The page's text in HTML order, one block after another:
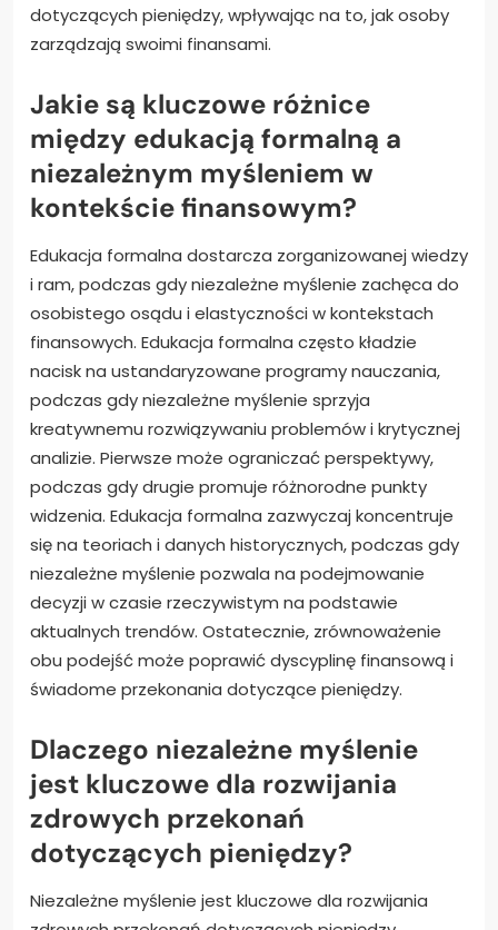
dotyczących pieniędzy, wpływając na to, jak osoby
zarządzają swoimi finansami.
Jakie są kluczowe różnice
między edukacją formalną a
niezależnym myśleniem w
kontekście finansowym?
Edukacja formalna dostarcza zorganizowanej wiedzy
i ram, podczas gdy niezależne myślenie zachęca do
osobistego osądu i elastyczności w kontekstach
finansowych. Edukacja formalna często kładzie
nacisk na ustandaryzowane programy nauczania,
podczas gdy niezależne myślenie sprzyja
kreatywnemu rozwiązywaniu problemów i krytycznej
analizie. Pierwsze może ograniczać perspektywy,
podczas gdy drugie promuje różnorodne punkty
widzenia. Edukacja formalna zazwyczaj koncentruje
się na teoriach i danych historycznych, podczas gdy
niezależne myślenie pozwala na podejmowanie
decyzji w czasie rzeczywistym na podstawie
aktualnych trendów. Ostatecznie, zrównoważenie
obu podejść może poprawić dyscyplinę finansową i
świadome przekonania dotyczące pieniędzy.
Dlaczego niezależne myślenie
jest kluczowe dla rozwijania
zdrowych przekonań
dotyczących pieniędzy?
Niezależne myślenie jest kluczowe dla rozwijania